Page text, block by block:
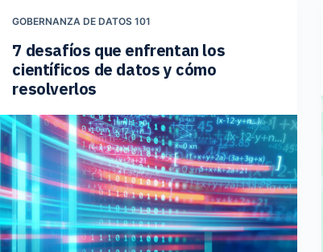
GOBERNANZA DE DATOS 101
7 desafíos que enfrentan los
científicos de datos y cómo
resolverlos